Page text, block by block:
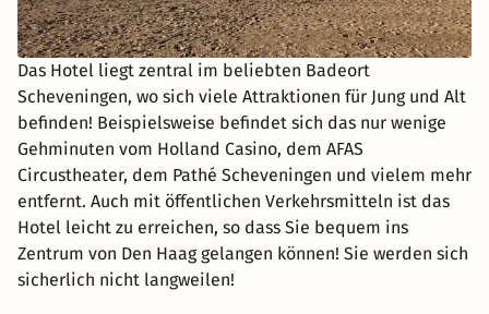
Das Hotel liegt zentral im beliebten Badeort
Scheveningen, wo sich viele Attraktionen für Jung und Alt
befinden! Beispielsweise befindet sich das nur wenige
Gehminuten vom Holland Casino, dem AFAS
Circustheater, dem Pathé Scheveningen und vielem mehr
entfernt. Auch mit öffentlichen Verkehrsmitteln ist das
Hotel leicht zu erreichen, so dass Sie bequem ins
Zentrum von Den Haag gelangen können! Sie werden sich
sicherlich nicht langweilen!